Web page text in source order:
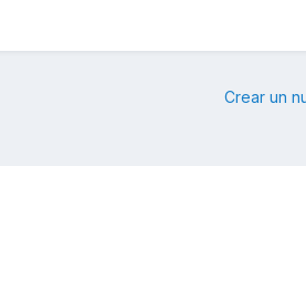
Crear un